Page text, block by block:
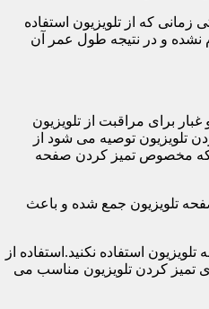
که از تلویزیون استفاده
نشده و در نتیجه طول عمر آن
برای مراقبت از تلویزیون
تلویزیون توصیه می شود از
که مخصوص تمیز کردن صفحه
تلویزیون جمع شده و باعث
استفاده نکنید.استفاده از
تمیز کردن تلویزیون مناسب می